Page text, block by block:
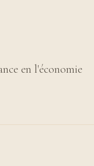
en l'économie